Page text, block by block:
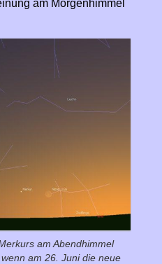
am Morgenhimmel
am Abendhimmel
am 26. Juni die neue